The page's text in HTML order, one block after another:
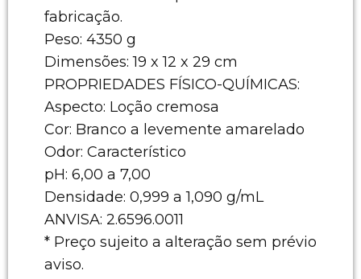
fabricação.
Peso: 4350 g
Dimensões: 19 x 12 x 29 cm
PROPRIEDADES FÍSICO-QUÍMICAS:
Aspecto: Loção cremosa
Cor: Branco a levemente amarelado
Odor: Característico
pH: 6,00 a 7,00
Densidade: 0,999 a 1,090 g/mL
ANVISA: 2.6596.0011
* Preço sujeito a alteração sem prévio
aviso.